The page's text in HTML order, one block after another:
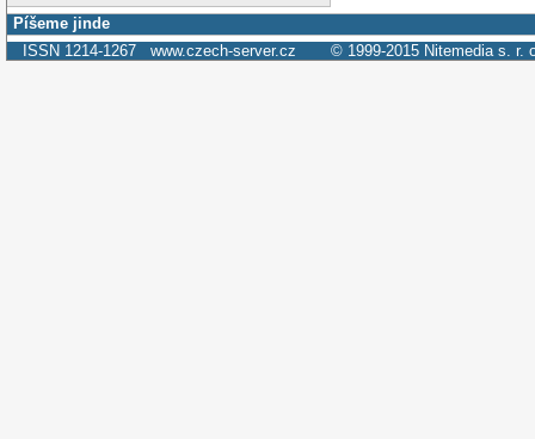
Píšeme jinde
ISSN 1214-1267 www.czech-server.cz © 1999-2015 Nitemedia s. r.